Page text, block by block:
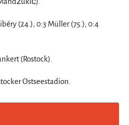
(24.), 0:3 Müller (75.), 0:4
(Rostock).
Ostseestadion.